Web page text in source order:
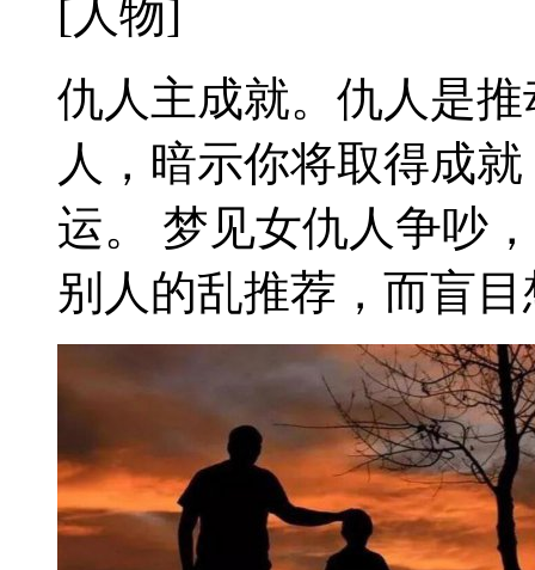
[人物]
仇人主成就。仇人是
人，暗示你将取得成
运。 梦见女仇人争吵
别人的乱推荐，而盲